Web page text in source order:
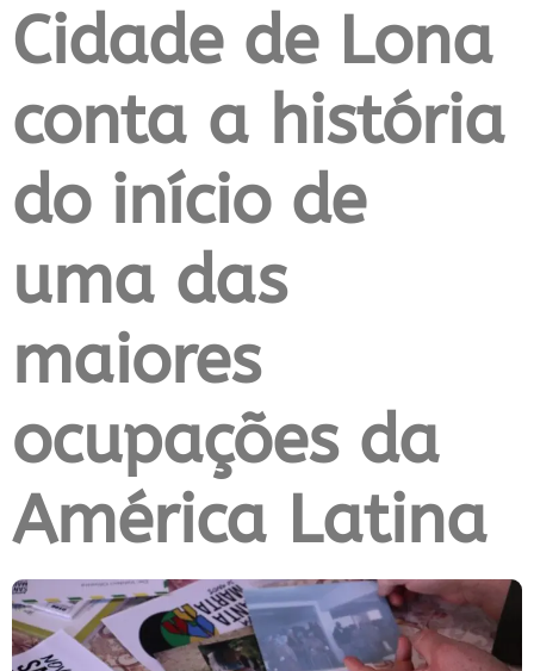
Cidade de Lona
conta a história
do início de
uma das
maiores
ocupações da
América Latina